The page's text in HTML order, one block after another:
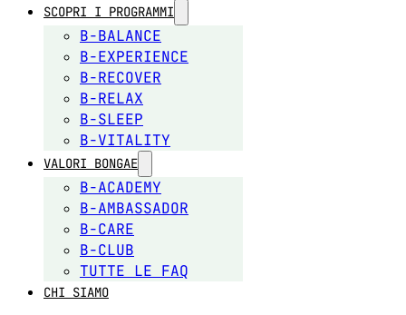
SCOPRI I PROGRAMMI
B-BALANCE
B-EXPERIENCE
B-RECOVER
B-RELAX
B-SLEEP
B-VITALITY
VALORI BONGAE
B-ACADEMY
B-AMBASSADOR
B-CARE
B-CLUB
TUTTE LE FAQ
CHI SIAMO